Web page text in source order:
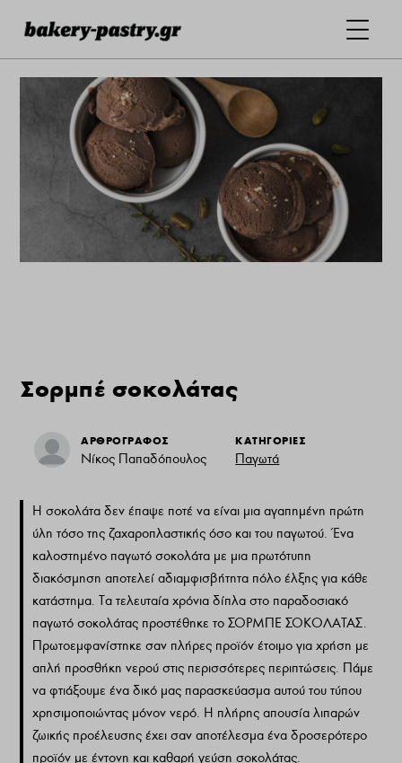
Σορμπέ σοκολάτας
ΑΡΘΡΟΓΡΑΦΟΣ
Νίκος Παπαδόπουλος
ΚΑΤΗΓΟΡΙΕΣ
Παγωτά
Η σοκολάτα δεν έπαψε ποτέ να είναι μια αγαπημένη πρώτη
ύλη τόσο της ζαχαροπλαστικής όσο και του παγωτού. Ένα
καλοστημένο παγωτό σοκολάτα με μια πρωτότυπη
διακόσμηση αποτελεί αδιαμφισβήτητα πόλο έλξης για κάθε
κατάστημα. Τα τελευταία χρόνια δίπλα στο παραδοσιακό
παγωτό σοκολάτας προστέθηκε το ΣΟΡΜΠΕ ΣΟΚΟΛΑΤΑΣ.
Πρωτοεμφανίστηκε σαν πλήρες προϊόν έτοιμο για χρήση με
απλή προσθήκη νερού στις περισσότερες περιπτώσεις. Πάμε
να φτιάξουμε ένα δικό μας παρασκεύασμα αυτού του τύπου
χρησιμοποιώντας μόνον νερό. Η πλήρης απουσία λιπαρών
ζωικής προέλευσης έχει σαν αποτέλεσμα ένα δροσερότερο
προϊόν με έντονη και καθαρή γεύση σοκολάτας.